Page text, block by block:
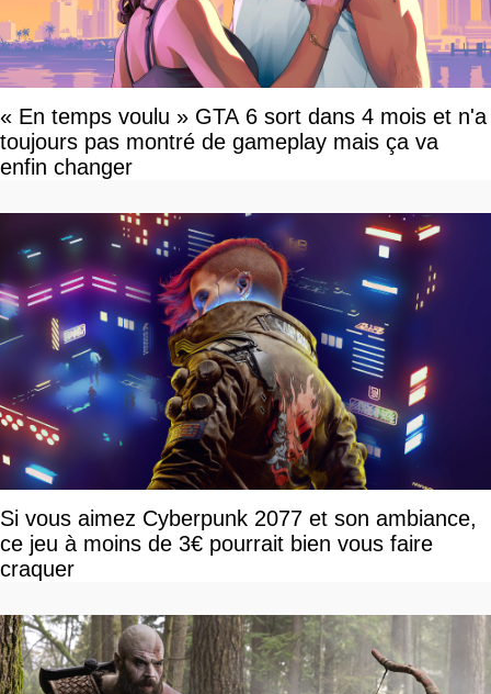
« En temps voulu » GTA 6 sort dans 4 mois et n'a
toujours pas montré de gameplay mais ça va
enfin changer
Si vous aimez Cyberpunk 2077 et son ambiance,
ce jeu à moins de 3€ pourrait bien vous faire
craquer